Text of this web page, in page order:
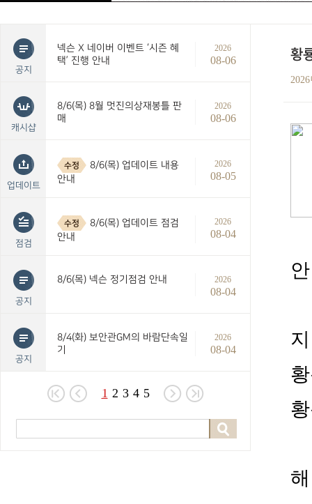
공지
넥슨 X 네이버 이벤트 ‘시즌 혜
택’ 진행 안내
2026
08-06
캐시샵
8/6(목) 8월 멋진의상재봉틀 판
매
2026
08-06
업데이트
수정
8/6(목) 업데이트 내용
안내
2026
08-05
점검
수정
8/6(목) 업데이트 점검
안내
2026
08-04
공지
8/6(목) 넥슨 정기점검 안내 2026
08-04
공지
8/4(화) 보안관GM의 바람단속일
기
2026
08-04
1 2 3 4 5
황